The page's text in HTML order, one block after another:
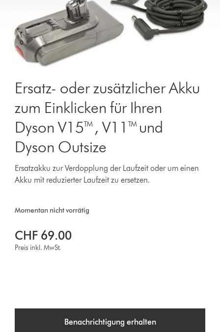
Ersatz- oder zusätzlicher Akku
zum Einklicken für Ihren
Dyson V15™, V11™ und
Dyson Outsize
Ersatzakku zur Verdopplung der Laufzeit oder um einen
Akku mit reduzierter Laufzeit zu ersetzen.
Momentan nicht vorrätig
CHF 69.00
Preis inkl. MwSt.
Benachrichtigung erhalten